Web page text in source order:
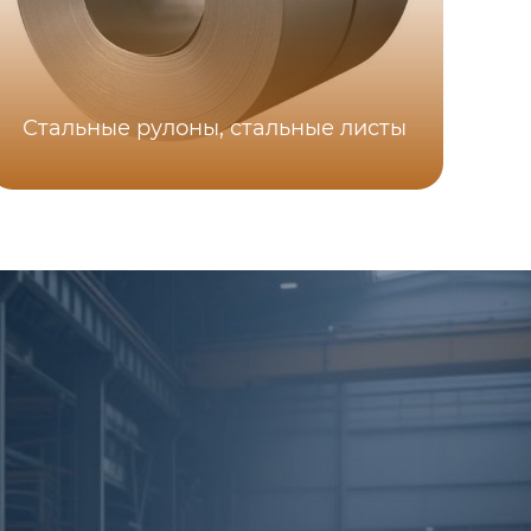
Стальные рулоны, стальные листы